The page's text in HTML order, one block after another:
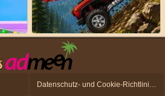
Datenschutz- und Cookie-Richtlinien